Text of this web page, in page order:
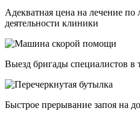
Адекватная цена на лечение
деятельности клиники
Выезд бригады специалистов в
Быстрое прерывание запоя на